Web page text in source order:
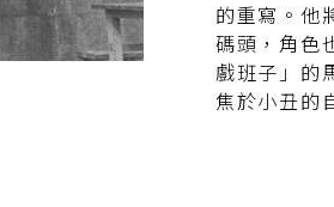
的重寫。他
碼頭，角色
戲班子」的
焦於小丑的